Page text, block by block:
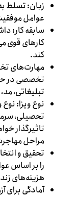
زبان: تسلط
عوامل
سابقه کار:
کارهای قوی
کند.
مهارت‌های
تخصصی در
تبلیغاتی،
نوع ویزا:
تحصیلی،
تاثیرگذار
مراحل
تحقیق و
را بر اساس
هزینه‌های
آمادگی برای